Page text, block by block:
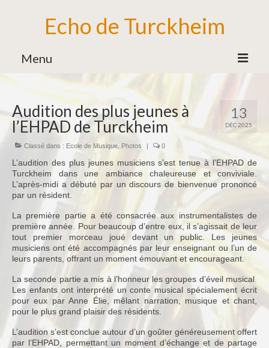
Echo de Turckheim
Menu
Association
Bureau
Bénévoles
Partenaires
Ecole de Musique
Formation Musicale
Familles d’Instruments
Vie de l’Ecole de Musique
Ensemble des Jeunes
Notre Equipe
Tarifs 2026-2027
Calendrier
13
DÉC 2025
Audition des plus jeunes à
l’EHPAD de Turckheim
Classé dans : Ecole de Musique Photos | 0
L’audition des plus jeunes musiciens s’est tenue à l’EHPAD de
Turckheim dans une ambiance chaleureuse et conviviale.
L’après-midi a débuté par un discours de bienvenue prononcé
par un résident.
La première partie a été consacrée aux instrumentalistes de
première année. Pour beaucoup d’entre eux, il s’agissait de leur
tout premier morceau joué devant un public. Les jeunes
musiciens ont été accompagnés par leur enseignant ou l’un de
leurs parents, offrant un moment émouvant et encourageant.
La seconde partie a mis à l’honneur les groupes d’éveil musical.
Les enfants ont interprété un conte musical spécialement écrit
pour eux par Anne Élie, mêlant narration, musique et chant,
pour le plus grand plaisir des résidents.
L’audition s’est conclue autour d’un goûter généreusement offert
par l’EHPAD, permettant un moment d’échange et de partage